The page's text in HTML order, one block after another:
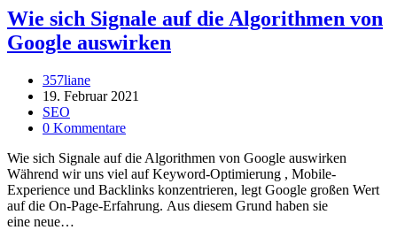
Wie sich Signale auf die Algorithmen von
Google auswirken
Beitrags-
Autor:
357liane
Beitrag
veröffentlicht:
19. Februar 2021
Beitrags-
Kategorie:
SEO
Beitrags-
0 Kommentare
Wie sich Signale auf die Algorithmen von Google auswirken
Während wir uns viel auf Keyword-Optimierung , Mobile-
Experience und Backlinks konzentrieren, legt Google großen Wert
auf die On-Page-Erfahrung. Aus diesem Grund haben sie
eine neue…